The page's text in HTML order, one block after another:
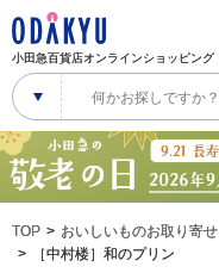
小田急百貨店オンラインショッピング
TOP おいしいものお取り寄せ
［中村楼］和のプリン